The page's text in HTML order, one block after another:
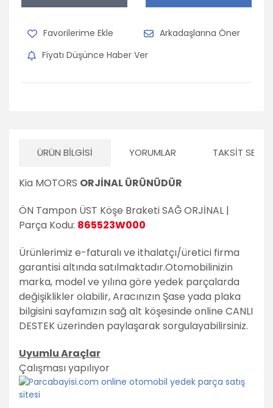
Arkadaşlarına Öner
Fiyatı Düşünce Haber Ver
ÜRÜN BILGISI YORUMLAR TAKSIT
Kia MOTORS ORJİNAL ÜRÜNÜDÜR
ÖN Tampon ÜST Köşe Braketi SAĞ ORJİNAL |
Parça Kodu: 865523W000
Ürünlerimiz e-faturalı ve ithalatçı/üretici firma
garantisi altında satılmaktadır.Otomobilinizin
marka, model ve yılına göre yedek parçalarda
değişiklikler olabilir,Aracınızın Şase yada plaka
bilgisini sayfamızın sağ alt köşesinde online CANLI
DESTEK üzerinden paylaşarak sorgulayabilirsiniz.
Uyumlu Araçlar
Çalışması yapılıyor